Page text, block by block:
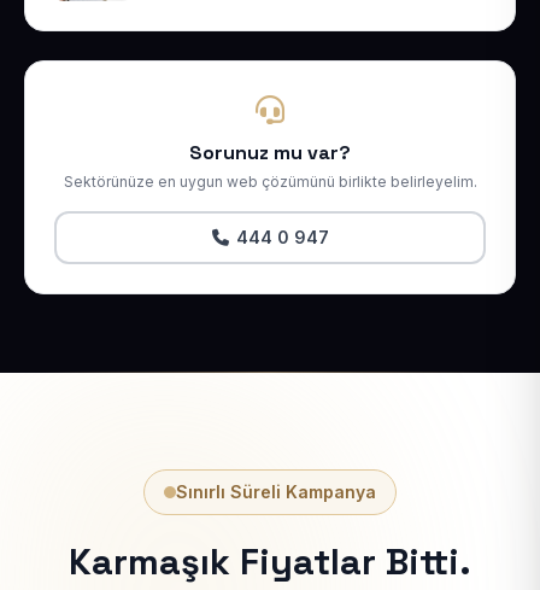
Sorunuz mu var?
Sektörünüze en uygun web çözümünü birlikte belirleyelim.
444 0 947
Sınırlı Süreli Kampanya
Karmaşık Fiyatlar Bitti.